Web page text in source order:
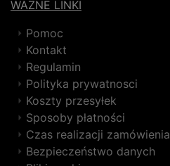
WAŻNE LINKI
Pomoc
Kontakt
Regulamin
Polityka prywatnosci
Koszty przesyłek
Sposoby płatności
Czas realizacji zamówienia
Bezpieczeństwo danych